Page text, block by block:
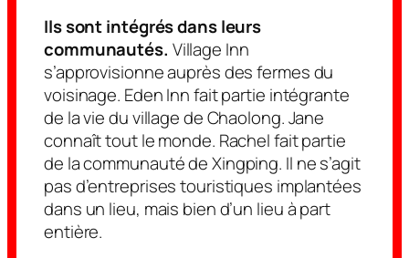
Ils sont intégrés dans leurs
communautés. Village Inn
s’approvisionne auprès des fermes du
voisinage. Eden Inn fait partie intégrante
de la vie du village de Chaolong. Jane
connaît tout le monde. Rachel fait partie
de la communauté de Xingping. Il ne s’agit
pas d’entreprises touristiques implantées
dans un lieu, mais bien d’un lieuà part
entière.